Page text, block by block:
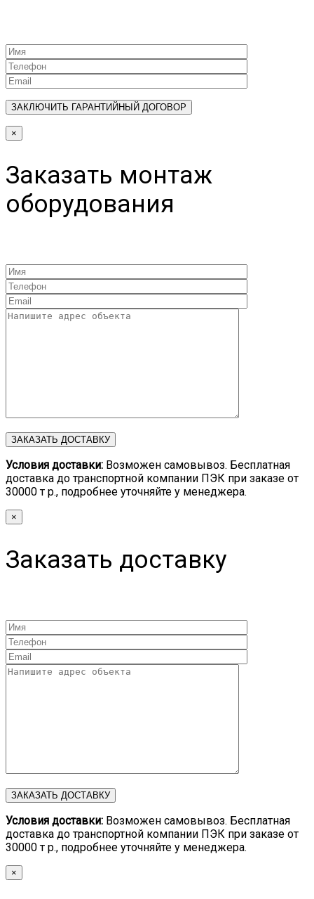
×
Заказать монтаж
оборудования
Условия доставки: Возможен самовывоз. Бесплатная
доставка до транспортной компании ПЭК при заказе от
30000 т р., подробнее уточняйте у менеджера.
×
Заказать доставку
Условия доставки: Возможен самовывоз. Бесплатная
доставка до транспортной компании ПЭК при заказе от
30000 т р., подробнее уточняйте у менеджера.
×